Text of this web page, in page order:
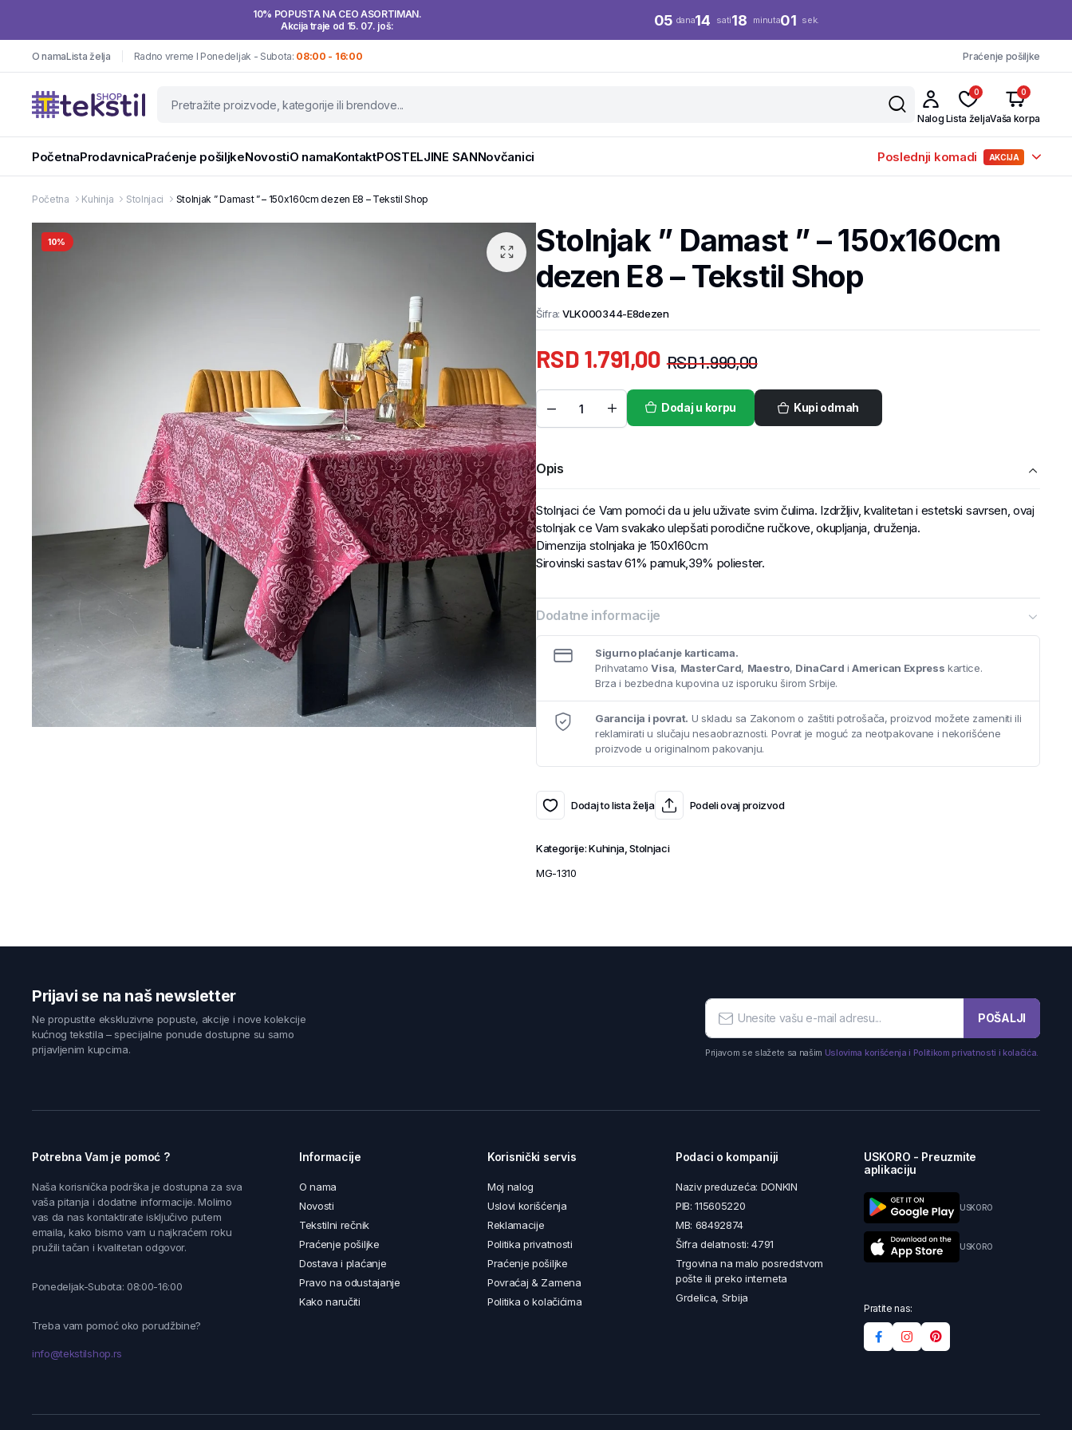
10% POPUSTA NA CEO ASORTIMAN.
Akcija traje od 15. 07. još:
05 dana14 sati18 minuta00 sek.
O namaLista želja Radno vreme I Ponedeljak - Subota: 08:00 - 16:00 Praćenje pošiljke
Nalog
0
Lista želja
0
Vaša korpa
PočetnaProdavnicaPraćenje pošiljkeNovostiO namaKontaktPOSTELJINE SANNovčanici Poslednji komadi AKCIJA
Početna Kuhinja Stolnjaci Stolnjak ” Damast ” – 150x160cm dezen E8 – Tekstil Shop
10%
Stolnjak ” Damast ” – 150x160cm
dezen E8 – Tekstil Shop
Šifra: VLK000344-E8dezen
RSD1.990,00
RSD1.791,00
Dodaj u korpu Kupi odmah
Opis
Stolnjaci će Vam pomoći da u jelu uživate svim čulima. Izdržljiv, kvalitetan i estetski savrsen, ovaj
stolnjak ce Vam svakako ulepšati porodične ručkove, okupljanja, druženja.
Dimenzija stolnjaka je 150x160cm
Sirovinski sastav 61% pamuk,39% poliester.
Dodatne informacije
Sigurno plaćanje karticama.
PrihvatamoVisa, MasterCard, Maestro, DinaCard iAmerican Express kartice.
Brza i bezbedna kupovina uz isporuku širom Srbije.
Garancija i povrat. U skladu sa Zakonom o zaštiti potrošača, proizvod možete zameniti ili
reklamirati u slučaju nesaobraznosti. Povrat je moguć za neotpakovane i nekorišćene
proizvode u originalnom pakovanju.
Dodaj to lista želja Podeli ovaj proizvod
Kategorije:Kuhinja,Stolnjaci
MG-1310
Prijavi se na naš newsletter
Ne propustite ekskluzivne popuste, akcije i nove kolekcije
kućnog tekstila – specijalne ponude dostupne su samo
prijavljenim kupcima.
POŠALJI
Prijavom se slažete sa našim Uslovima korišćenja i Politikom privatnosti i kolačića.
Potrebna Vam je pomoć ?
Naša korisnička podrška je dostupna za sva
vaša pitanja i dodatne informacije. Molimo
vas da nas kontaktirate isključivo putem
emaila, kako bismo vam u najkraćem roku
pružili tačan i kvalitetan odgovor.
Ponedeljak-Subota: 08:00-16:00
Treba vam pomoć oko porudžbine?
info@tekstilshop.rs
Informacije
O nama
Novosti
Tekstilni rečnik
Praćenje pošiljke
Dostava i plaćanje
Pravo na odustajanje
Kako naručiti
Korisnički servis
Moj nalog
Uslovi korišćenja
Reklamacije
Politika privatnosti
Praćenje pošiljke
Povraćaj & Zamena
Politika o kolačićima
Podaci o kompaniji
Naziv preduzeća: DONKIN
PIB: 115605220
MB: 68492874
Šifra delatnosti: 4791
Trgovina na malo posredstvom
pošte ili preko interneta
Grdelica, Srbija
USKORO - Preuzmite
aplikaciju
USKORO
USKORO
Pratite nas: